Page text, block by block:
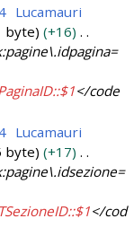
Lucamauri
byte
+16
</code
Lucamauri
byte
+17
</cod